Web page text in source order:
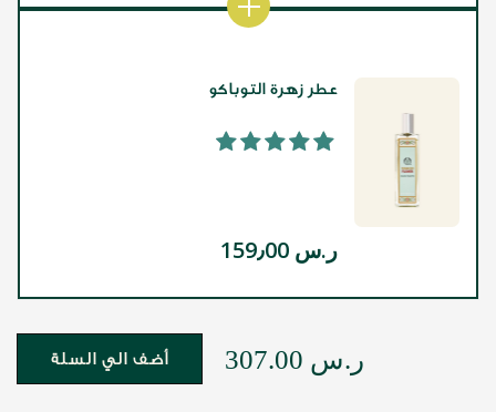
عطر زهرة التوباكو
ر.س 159٫00
ر.س 307.00 أضف الي السلة